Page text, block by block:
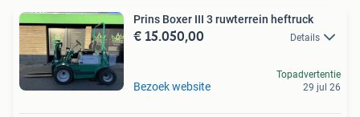
Prins Boxer III 3 ruwterrein heftruck
€ 15.050,00 Details
Bezoek website
Topadvertentie
29 jul 26